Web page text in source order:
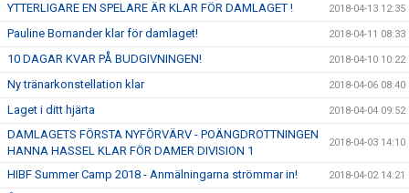
YTTERLIGARE EN SPELARE ÄR KLAR FÖR DAMLAGET ! 2018-04-13 12:35
Pauline Bornander klar för damlaget! 2018-04-11 08:33
10 DAGAR KVAR PÅ BUDGIVNINGEN! 2018-04-10 10:22
Ny tränarkonstellation klar 2018-04-06 08:40
Laget i ditt hjärta 2018-04-04 09:52
DAMLAGETS FÖRSTA NYFÖRVÄRV - POÄNGDROTTNINGEN
HANNA HASSEL KLAR FÖR DAMER DIVISION 1
2018-04-03 14:10
HIBF Summer Camp 2018 - Anmälningarna strömmar in! 2018-04-02 14:21